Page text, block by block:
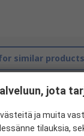
similar products
jota
ja muita
tilauksia,